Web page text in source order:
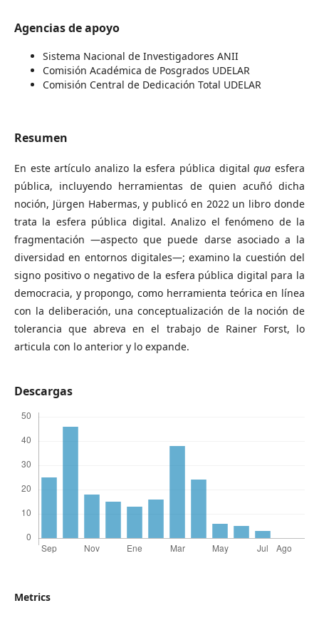
Agencias de apoyo
Sistema Nacional de Investigadores ANII
Comisión Académica de Posgrados UDELAR
Comisión Central de Dedicación Total UDELAR
Resumen
En este artículo analizo la esfera pública digitalqua esfera
pública, incluyendo herramientas de quien acuñó dicha
noción, Jürgen Habermas, y publicó en 2022 un libro donde
trata la esfera pública digital. Analizo el fenómeno de la
fragmentación —aspecto que puede darse asociado a la
diversidad en entornos digitales—; examino la cuestión del
signo positivo o negativo de la esfera pública digital para la
democracia, y propongo, como herramienta teórica en línea
con la deliberación, una conceptualización de la noción de
tolerancia que abreva en el trabajo de Rainer Forst, lo
articula con lo anterior y lo expande.
Descargas
Metrics